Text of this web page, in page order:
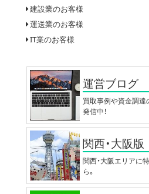
建設業のお客様
運送業のお客様
IT業のお客様
運営ブログ
買取事例や資金調
発信中！
関西・大阪版
関西・大阪エリアに
ら。